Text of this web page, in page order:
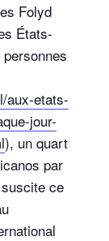
Folyd
États-
aux-etats-
jour-
), un quart
par
ce